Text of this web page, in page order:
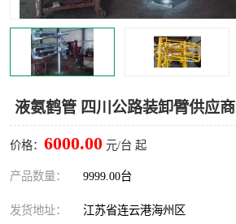
液氨鹤管 四川公路装卸臂供应商
价格： 6000.00 元/台 起
产品数量： 9999.00台
发货地址： 江苏省连云港海州区
底部鹤管
浮动出油装置 鹤管